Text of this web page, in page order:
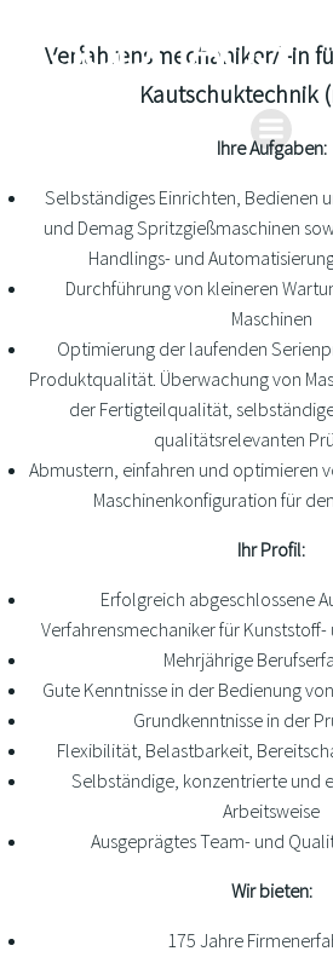
Inhalt
springen
Verfahrensmechaniker/ -in
Kautschuktechnik
Ihre Aufgaben:
Selbständiges Einrichten, Bedienen
und Demag Spritzgießmaschinen
Handlings- und
Durchführung von kleineren
Maschinen
Optimierung der laufenden
Produktqualität. Überwachung von
der Fertigteilqualität,
qualitätsrelevanten
Abmustern, einfahren und optimieren
Maschinenkonfiguration für
Ihr Profil:
Erfolgreich abgeschlossene
Verfahrensmechaniker für
Mehrjährige
Gute Kenntnisse in der Bedienung
Grundkenntnisse in der
Flexibilität, Belastbarkeit,
Selbständige, konzentrierte und
Arbeitsweise
Ausgeprägtes Team- und
Wir bieten:
175 Jahre